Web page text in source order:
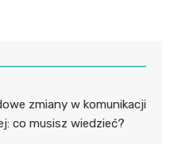
zmiany w komunikacji
co musisz wiedzieć?